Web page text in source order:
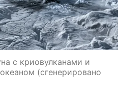
с криовулканами и
(сгенерировано